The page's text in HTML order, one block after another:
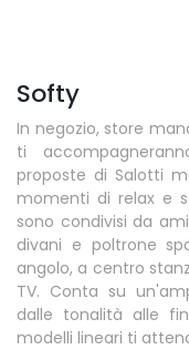
Softy
In negozio, store
ti
proposte di Salotti
momenti di relax e
sono condivisi da
divani e poltrone
angolo, a centro
TV. Conta su
dalle tonalità alle
modelli lineari ti